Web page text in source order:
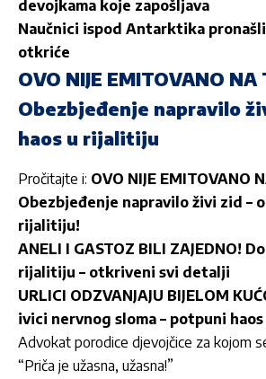
devojkama koje zapošljava
Naučnici ispod Antarktika
otkriće
OVO NIJE EMITOVANO NA
Obezbjeđenje napravilo
haos u rijalitiju
Pročitajte i: OVO NIJE EMITOVANO
Obezbjeđenje napravilo živi zid –
rijalitiju!
ANELI I GASTOZ BILI ZAJEDNO!
rijalitiju – otkriveni svi detalji
URLICI ODZVANJAJU BIJELOM
ivici nervnog sloma – potpuni haos
Advokat porodice djevojčice za kojom
“Priča je užasna, užasna!”